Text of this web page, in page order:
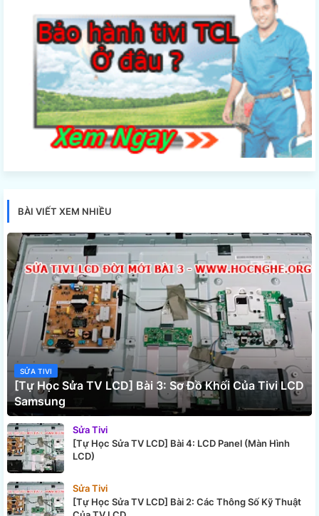
BÀI VIẾT XEM NHIỀU
SỬA TIVI
[Tự Học Sửa TV LCD] Bài 3: Sơ Đồ Khối Của Tivi LCD
Samsung
Sửa Tivi
[Tự Học Sửa TV LCD] Bài 4: LCD Panel (Màn Hình
LCD)
Sửa Tivi
[Tự Học Sửa TV LCD] Bài 2: Các Thông Số Kỹ Thuật